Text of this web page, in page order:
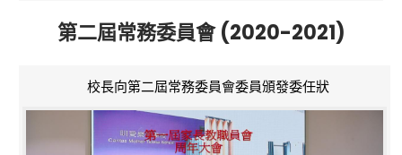
第二屆常務委員會 (2020-2021)
校長向第二屆常務委員會委員頒發委任狀